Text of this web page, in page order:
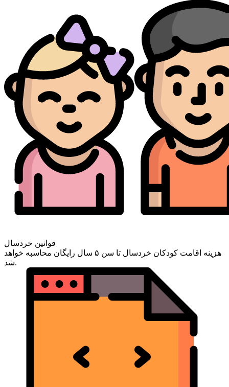
قوانین خردسال
هزینه اقامت کودکان خردسال تا سن ۵ سال رایگان محاسبه خواهد
شد.